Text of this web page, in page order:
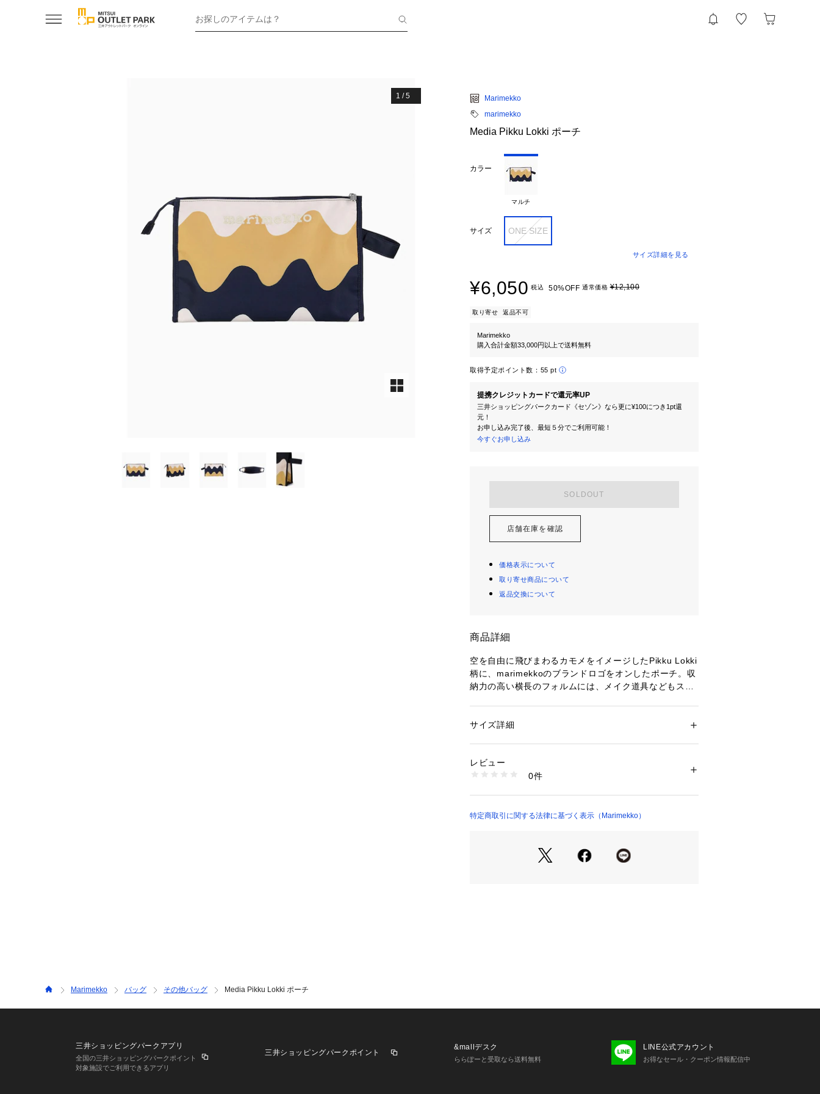
お探しのアイテムは？
1 /5
Marimekko
marimekko
Media Pikku Lokki ポーチ
カラー
マルチ
サイズ ONE SIZE
サイズ詳細を見る
¥6,050 税込 50%OFF 通常価格¥12,100
取り寄せ 返品不可
Marimekko
購入合計金額33,000円以上で送料無料
取得予定ポイント数： 55 pt
提携クレジットカードで還元率UP
三井ショッピングパークカード《セゾン》なら更に¥100につき1pt還
元！
お申し込み完了後、最短５分でご利用可能！
今すぐお申し込み
SOLDOUT
店舗在庫を確認
価格表示について
取り寄せ商品について
返品交換について
商品詳細
空を自由に飛びまわるカモメをイメージしたPikku Lokki
柄に、marimekkoのブランドロゴをオンしたポーチ。収
納力の高い横長のフォルムには、メイク道具などもスム
持ち歩くこともできます
性別：レディース
商品番号：
52219471156 （ショップ）
サイズ詳細
レビュー
0件
特定商取引に関する法律に基づく表示（Marimekko）
Marimekko バッグ その他バッグ Media Pikku Lokki ポーチ
三井ショッピングパークアプリ
全国の三井ショッピングパークポイント
対象施設でご利用できるアプリ
三井ショッピングパークポイント
&mallデスク
ららぽーと受取なら送料無料
LINE公式アカウント
お得なセール・クーポン情報配信中